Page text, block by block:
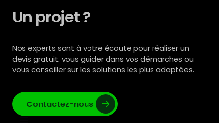
Un projet ?
Nos experts sont à votre écoute pour réaliser un
devis gratuit, vous guider dans vos démarches ou
vous conseiller sur les solutions les plus adaptées.
Contactez-nous